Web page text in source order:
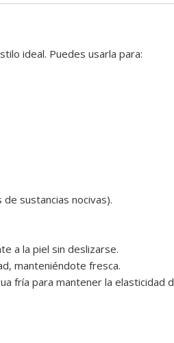
ideal. Puedes usarla para:
sustancias nocivas).
a la piel sin deslizarse.
manteniéndote fresca.
fría para mantener la elasticidad